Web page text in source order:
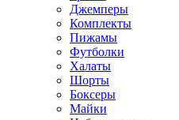
Джемперы
Комплекты
Пижамы
Футболки
Халаты
Шорты
Боксеры
Майки